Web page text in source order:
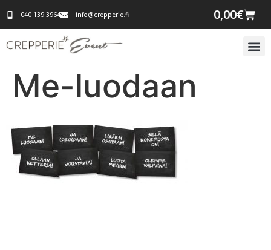
040 139 3964 info@crepperie.fi 0,00€
Me-luodaan